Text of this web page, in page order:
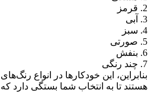
2. قرمز
3. آبی
4. سبز
5. صورتی
6. بنفش
7. چند رنگی
بنابراین، این خودکارها در انواع
هستند تا به انتخاب شما بستگی دارد